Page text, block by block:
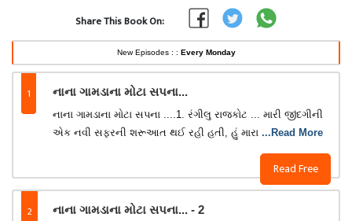
Share This Book On:
New Episodes : : Every Monday
1 નાના ગામડાના મોટા સપના...
Read Free
નાના ગામડાના મોટા સપના ....1. રંગીલુ રાજકોટ ... મારી જીંદગીની
એક નવી સફરની શરૂઆત થઈ રહી હતી, હું મારા ...Read More
2 નાના ગામડાના મોટા સપના... - 2